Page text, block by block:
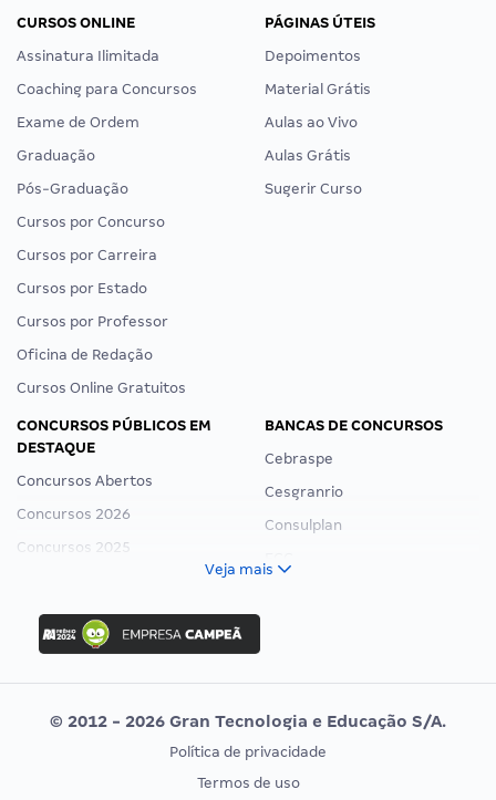
CURSOS ONLINE
Assinatura Ilimitada
Coaching para Concursos
Exame de Ordem
Graduação
Pós-Graduação
Cursos por Concurso
Cursos por Carreira
Cursos por Estado
Cursos por Professor
Oficina de Redação
Cursos Online Gratuitos
PÁGINAS ÚTEIS
Depoimentos
Material Grátis
Aulas ao Vivo
Aulas Grátis
Sugerir Curso
CONCURSOS PÚBLICOS EM
DESTAQUE
Concursos Abertos
Concursos 2026
Concursos 2025
Concurso Ibama
Concurso MPU
Editais publicados
BANCAS DE CONCURSOS
Cebraspe
Cesgranrio
Consulplan
Vunesp
CONCURSOS POR PROFISSÃO
EXAME DE ORDEM
Veja mais
© 2012 - 2026 Gran Tecnologia e Educação S/A.
Política de privacidade
Termos de uso